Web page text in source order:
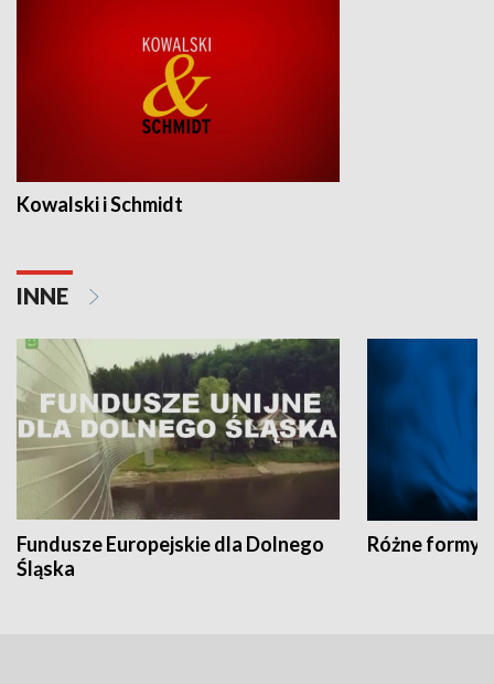
Kowalski i Schmidt
INNE
Fundusze Europejskie dla Dolnego
Śląska
Różne formy